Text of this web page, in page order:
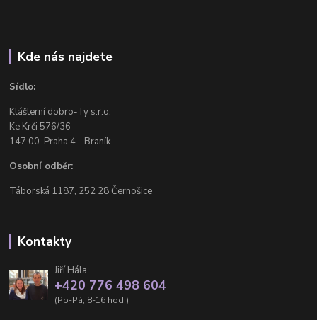
Kde nás najdete
Sídlo:
Klášterní dobro-Ty s.r.o.
Ke Krči 576/36
147 00 Praha 4 - Braník
Osobní odběr:
Táborská 1187, 252 28 Černošice
Kontakty
Jiří Hála
+420 776 498 604
(Po-Pá, 8-16 hod.)